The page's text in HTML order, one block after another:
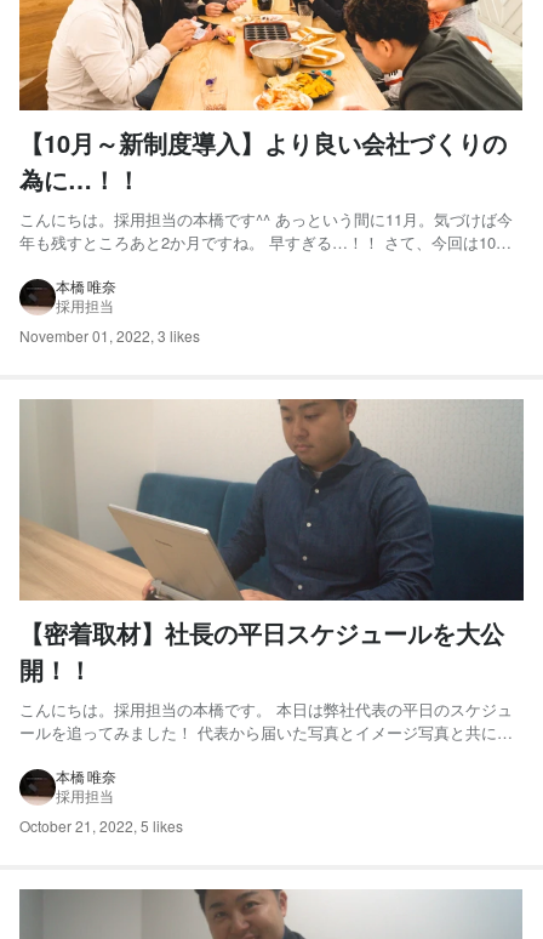
【10月～新制度導入】より良い会社づくりの
為に…！！
こんにちは。採用担当の本橋です^^ あっという間に11月。気づけば今
年も残すところあと2か月ですね。 早すぎる…！！ さて、今回は10月
す。 ＼サクセスストーリー新制度／ １．リファラル採用 ２．定例会議
本橋 唯奈
採用担当
November 01, 2022, 3 likes
【密着取材】社長の平日スケジュールを大公
開！！
こんにちは。採用担当の本橋です。 本日は弊社代表の平日のスケジュ
ールを追ってみました！ 代表から届いた写真とイメージ写真と共にお
最後までご覧ください^^ ＼それでは、スタート！／ 6：00 起床 コー
ヒーを豆から挽いて、美味しい香りと共に目を覚まし...
本橋 唯奈
採用担当
October 21, 2022, 5 likes